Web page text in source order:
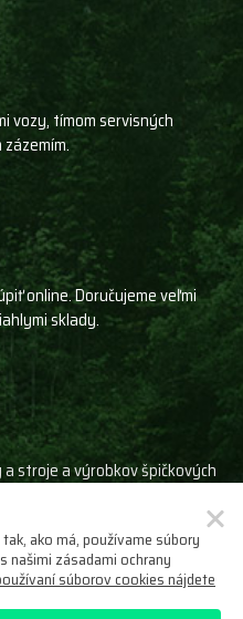
vozy, tímom servisných
online. Doručujeme veľmi
sklady.
stroje a výrobkov špičkových
ako má, používame súbory
našimi zásadami ochrany
súborov cookies nájdete